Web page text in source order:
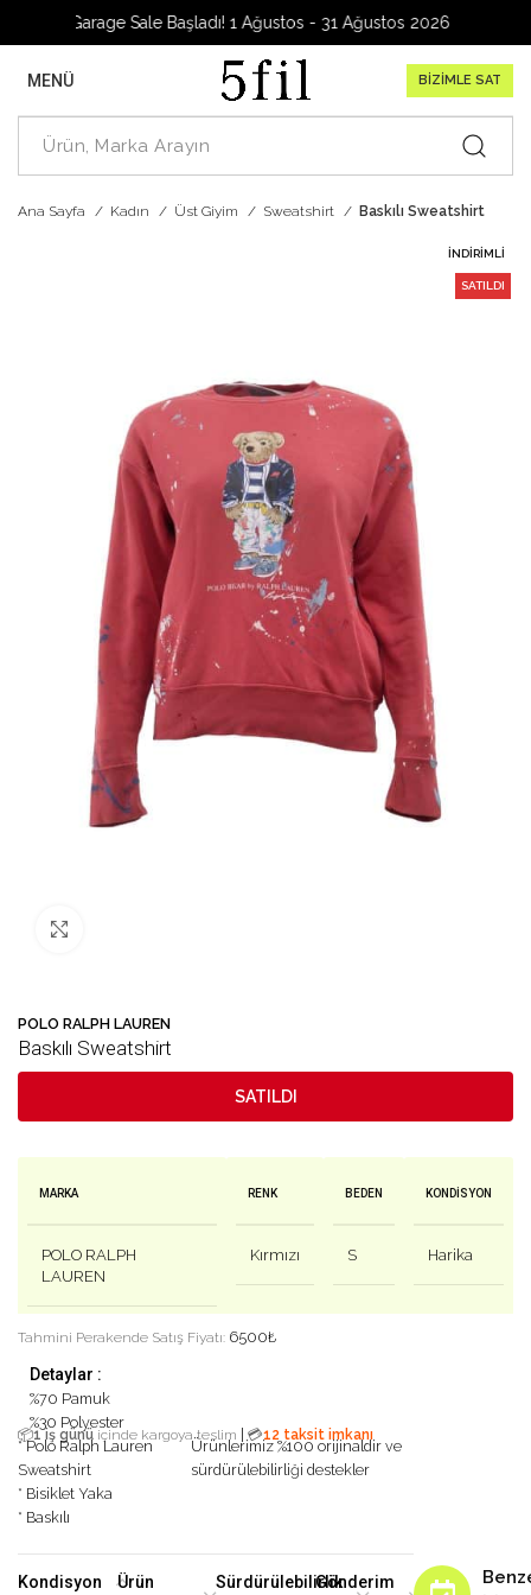
Garage Sale Başladı! 1 Ağustos - 31 Ağustos 2026
MENÜ BİZİMLE SAT
Ana Sayfa Kadın Üst Giyim Sweatshirt Baskılı Sweatshirt
İNDIRIMLI
SATILDI
POLO RALPH LAUREN
Baskılı Sweatshirt
SATILDI
MARKA
POLO RALPH
LAUREN
RENK
Kırmızı
BEDEN
S
KONDISYON
Harika
Tahmini Perakende Satış Fiyatı: 6500₺
Detaylar :
%70 Pamuk
%30 Polyester
📦1 iş günü içinde kargoya teslim 💳12 taksit imkanı
* Polo Ralph Lauren
Sweatshirt
* Bisiklet Yaka
* Baskılı
Ürünlerimiz %100 orijinaldir ve
sürdürülebilirliği destekler
Kondisyon
Ürün
SürdürülebilirlikGönderim